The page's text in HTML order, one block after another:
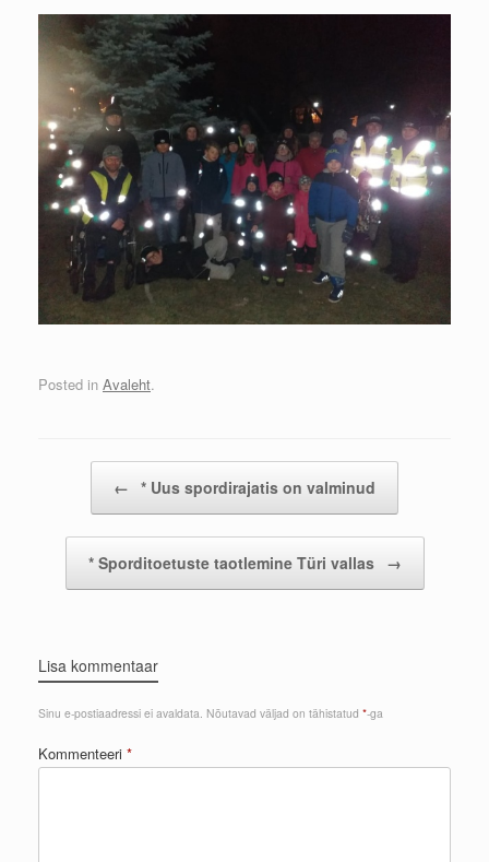
Posted in Avaleht.
← * Uus spordirajatis on valminud
* Sporditoetuste taotlemine Türi vallas →
Lisa kommentaar
Sinu e-postiaadressi ei avaldata. Nõutavad väljad on tähistatud *-ga
Kommenteeri *